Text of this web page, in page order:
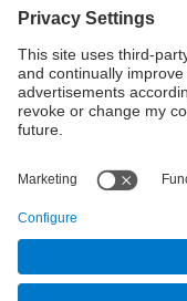
Except where
licensed under a
NonCommercial-